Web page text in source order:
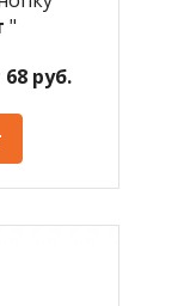
"
руб.